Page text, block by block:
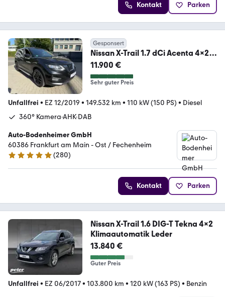
Kontakt Parken
Gesponsert
Nissan X-Trail 1.7 dCi Acenta 4x2
Pano Temp 360° Klima
11.900 €
Sehr guter Preis
Unfallfrei • EZ 12/2019 • 149.532 km • 110 kW (150 PS) • Diesel
360° Kamera·AHK·DAB
Auto-Bodenheimer GmbH
60386 Frankfurt am Main - Ost / Fechenheim
4.8 Sterne
(280)
Kontakt Parken
Nissan X-Trail 1.6 DIG-T Tekna 4x2
Klimaautomatik Leder
13.840 €
Guter Preis
Unfallfrei • EZ 06/2017• 103.800 km • 120 kW (163 PS) • Benzin